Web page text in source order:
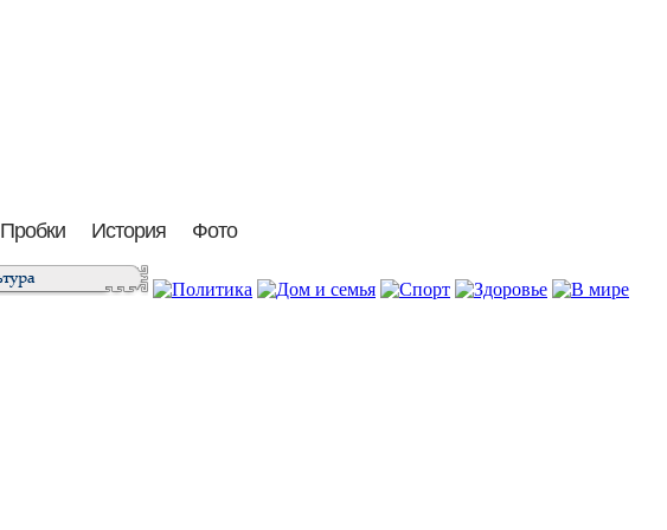
Пробки История Фото